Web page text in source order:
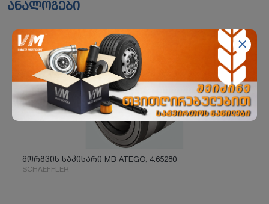
ანალოგები
მორგვის საკისარი MB ATEGO; 4.65280
SCHAEFFLER